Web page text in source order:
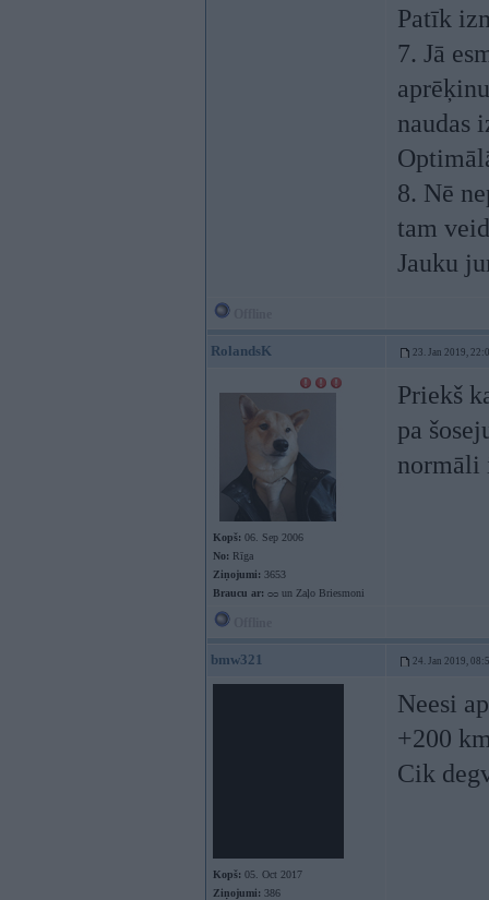
Patīk
7. Jā
naudas
8. Nē
tam
Jauku
RolandsK 23. Jan 2019,
Kopš: 06. Sep 2006
No: Rīga
Ziņojumi: 3653
Braucu ar: ᴑᴑ un Zaļo Briesmoni
Priekš
pa
bmw321 24. Jan 2019,
Kopš: 05. Oct 2017
Ziņojumi: 386
Neesi
+200
Cik